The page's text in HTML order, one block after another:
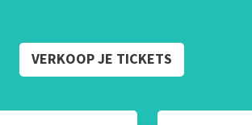
VERKOOP JE TICKETS